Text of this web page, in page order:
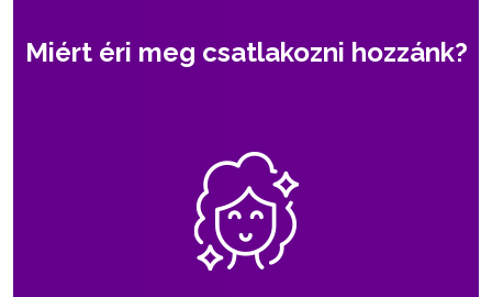
Miért éri meg csatlakozni hozzánk?